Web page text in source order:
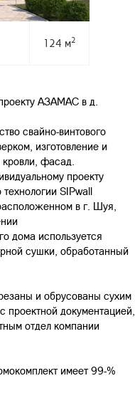
124 м2
АЗАМАС в д.
свайно-винтового
изготовление и
фасад.
проекту
SIPwall
в г. Шуя,
дома используется
сушки, обработанный
и обрусованы сухим
проектной документацией,
отдел компании
имеет 99-%